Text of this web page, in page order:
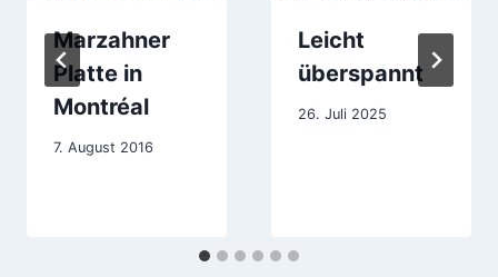
Marzahner
Platte in
Montréal
7. August 2016
Leicht
überspannt
26. Juli 2025